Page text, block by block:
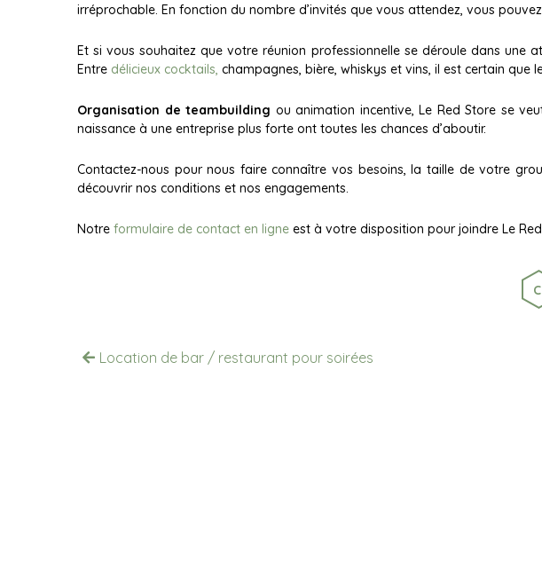
irréprochable. En fonction du nombre d’invités que vous attendez, vous
Et si vous souhaitez que votre réunion professionnelle se déroule dans
Entre délicieux cocktails, champagnes, bière, whiskys et vins, il est certain que
Organisation de teambuilding ou animation incentive, Le Red Store se
naissance à une entreprise plus forte ont toutes les chances d’aboutir.
Contactez-nous pour nous faire connaître vos besoins, la taille de votre
découvrir nos conditions et nos engagements.
Notre formulaire de contact en ligne est à votre disposition pour joindre Le
Location de bar / restaurant pour soirées